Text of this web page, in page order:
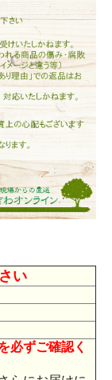
い
必ずご確認く